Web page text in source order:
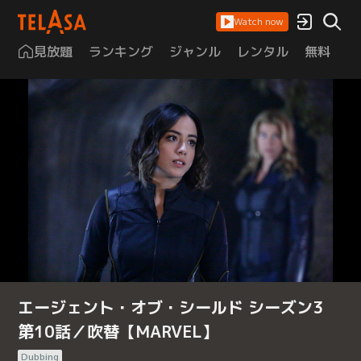
Watch now
見放題 ランキング ジャンル レンタル 無料
エージェント・オブ・シールド シーズン3
第10話／吹替【MARVEL】
Dubbing